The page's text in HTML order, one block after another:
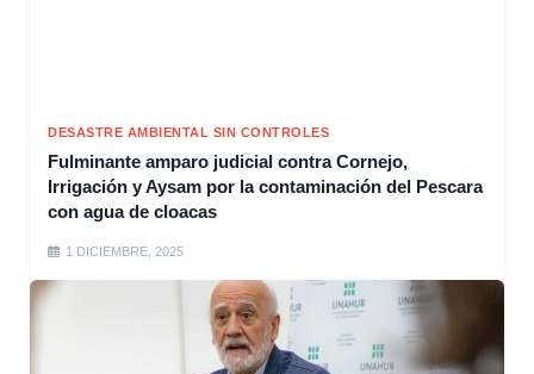
DESASTRE AMBIENTAL SIN CONTROLES
Fulminante amparo judicial contra Cornejo,
Irrigación y Aysam por la contaminación del Pescara
con agua de cloacas
1 DICIEMBRE, 2025